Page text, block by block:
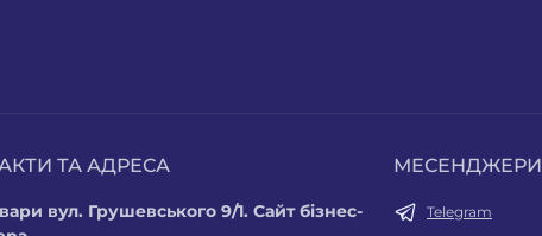
ТА АДРЕСА
вул. Грушевського 9/1. Сайт бізнес-
МЕСЕНДЖЕРИ
Telegram